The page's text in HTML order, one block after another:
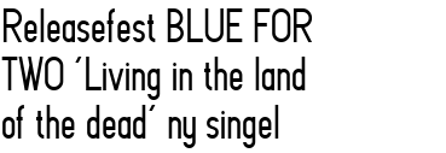
Releasefest BLUE FOR
TWO ‘Living in the land
of the dead’ ny singel